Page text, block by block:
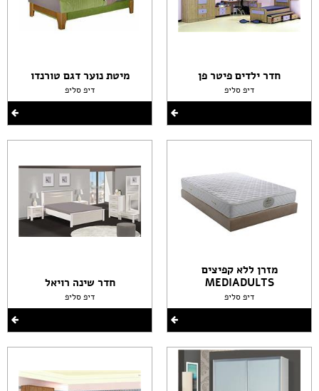
חדר ילדים פיטר פן
דיפ סליפ
מזרן ללא קפיצים
MEDIADULTS
דיפ סליפ
מיטת נוער דגם טורנדו
דיפ סליפ
חדר שינה רויאל
דיפ סליפ